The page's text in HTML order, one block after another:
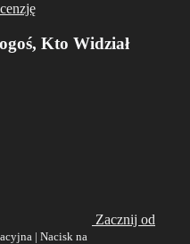
Kto Widział
Zacznij od
| Nacisk na